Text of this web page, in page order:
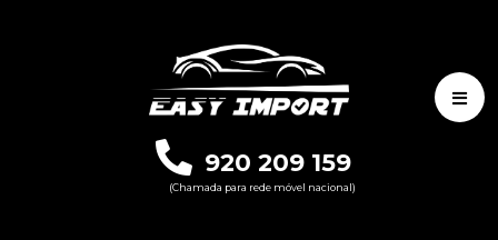
920 209 159
(Chamada para rede móvel nacional)